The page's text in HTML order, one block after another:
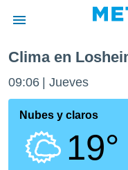
de
ha sido
Clima en
09:06 Jueves
Nubes y claros
19°